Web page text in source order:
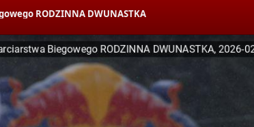
RODZINNA DWUNASTKA